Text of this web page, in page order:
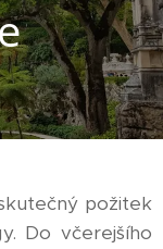
požitek
Do včerejšího